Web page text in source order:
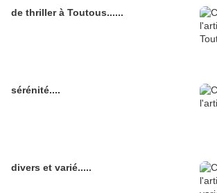
de thriller à Toutous......
sérénité....
divers et varié.....